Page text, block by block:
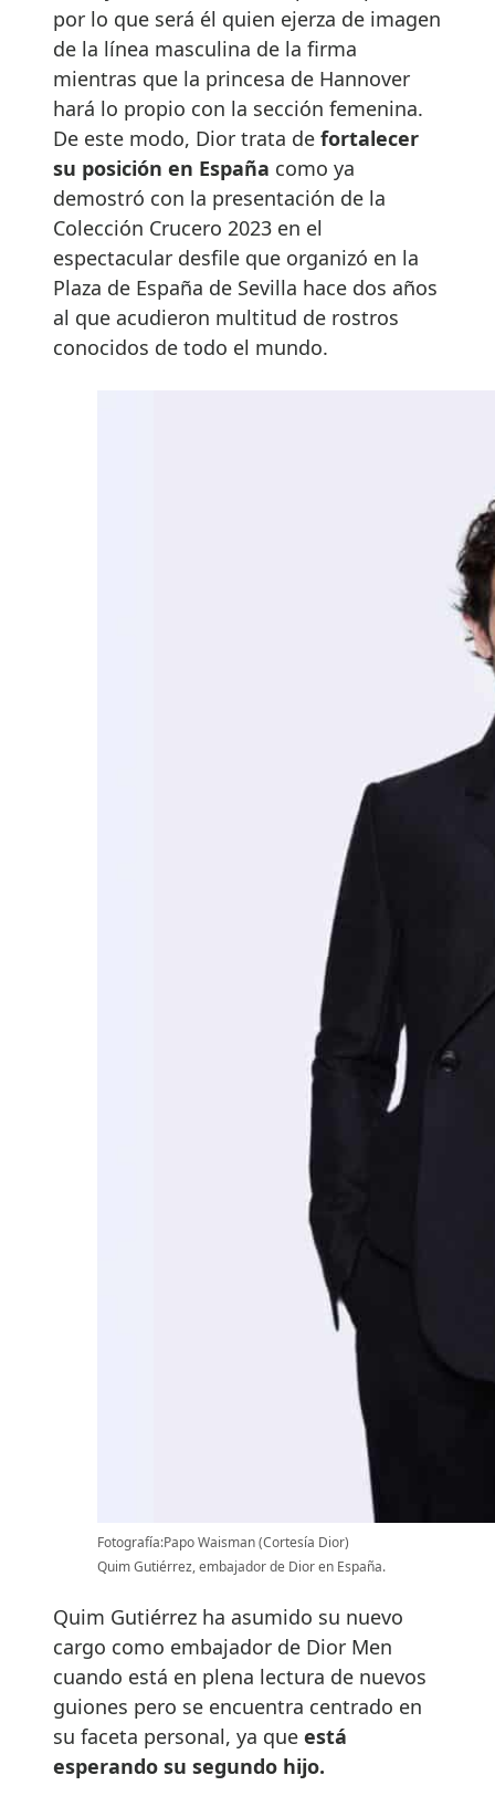
por lo que será él quien ejerza de imagen
de la línea masculina de la firma
mientras que la princesa de Hannover
hará lo propio con la sección femenina.
De este modo, Dior trata de fortalecer
su posición en España como ya
demostró con la presentación de la
Colección Crucero 2023 en el
espectacular desfile que organizó en la
Plaza de España de Sevilla hace dos años
al que acudieron multitud de rostros
conocidos de todo el mundo.
Fotografía:Papo Waisman (Cortesía Dior)
Quim Gutiérrez, embajador de Dior en España.
Quim Gutiérrez ha asumido su nuevo
cargo como embajador de Dior Men
cuando está en plena lectura de nuevos
guiones pero se encuentra centrado en
su faceta personal, ya que está
esperando su segundo hijo.